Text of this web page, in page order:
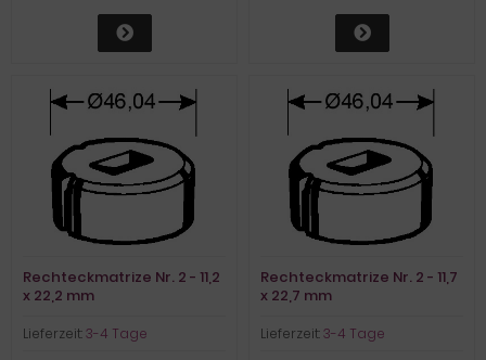
Rechteckmatrize Nr. 2 - 11,2
x 22,2 mm
Lieferzeit:3-4 Tage
Rechteckmatrize Nr. 2 - 11,7
x 22,7 mm
Lieferzeit:3-4 Tage